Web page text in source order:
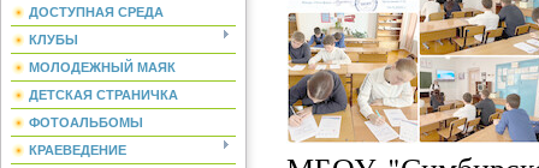
ДОСТУПНАЯ СРЕДА
КЛУБЫ
МОЛОДЕЖНЫЙ МАЯК
ДЕТСКАЯ СТРАНИЧКА
ФОТОАЛЬБОМЫ
КРАЕВЕДЕНИЕ